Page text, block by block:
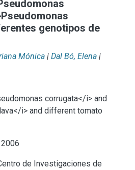
genotipos de
Mónica | Dal Bó, Elena |
corrugata</i> and
i> and different tomato
2006
de Investigaciones de